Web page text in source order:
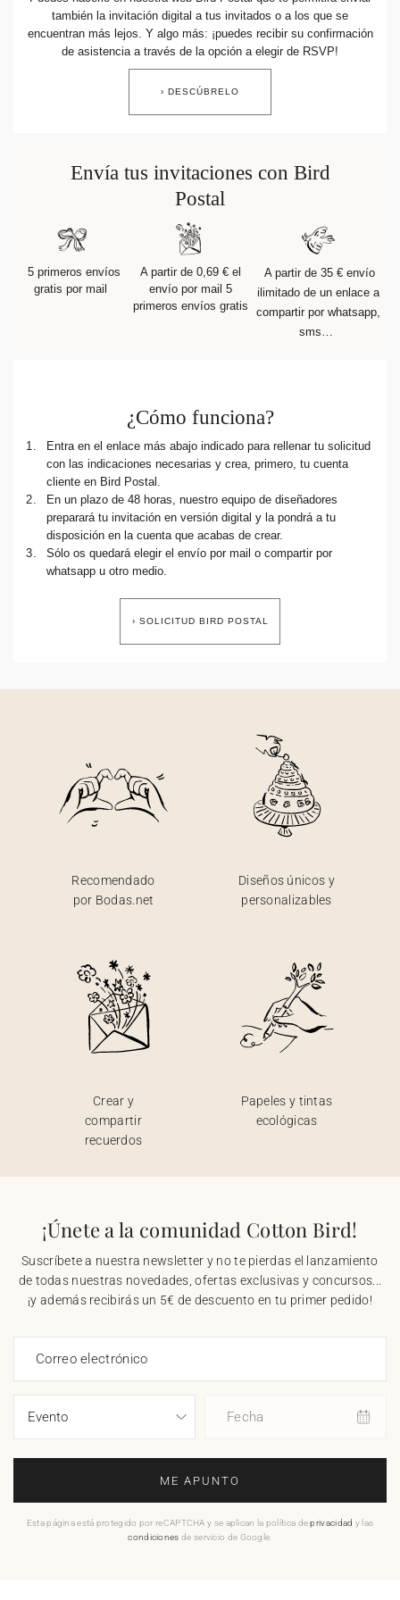
Guirlanda de boda
Sticker
Álbum de fotos boda
Etiquetas para detalles
Etiquetas para detalles
Servilleteros
Stickers para regalos
Día del padre
Sobres y forros de sobre
Felicitaciones de Navidad
Guirnalda
Decoración casa
Stickers
Jabones artesanales
Jabones artesanales
Regalos de Navidad
Stickers
Bolsitas de tela
Cámaras desechables
también la invitación digital a tus invitados o a los que se
encuentran más lejos. Y algo más: ¡puedes recibir su confirmación
de asistencia a través de la opción a elegir de RSVP!
› DESCÚBRELO
Envía tus invitaciones con Bird
Postal
5 primeros envíos
gratis por mail
A partir de 0,69 € el
envío por mail 5
primeros envíos gratis
A partir de 35 € envío
ilimitado de un enlace a
compartir por whatsapp,
sms…
¿Cómo funciona?
1.
Entra en el enlace más abajo indicado para rellenar tu solicitud
con las indicaciones necesarias y crea, primero, tu cuenta
cliente en Bird Postal.
2.
En un plazo de 48 horas, nuestro equipo de diseñadores
preparará tu invitación en versión digital y la pondrá a tu
disposición en la cuenta que acabas de crear.
3.
Sólo os quedará elegir el envío por mail o compartir por
whatsapp u otro medio.
› SOLICITUD BIRD POSTAL
Recomendado
por Bodas.net
Diseños únicos y
personalizables
Crear y
compartir
recuerdos
Papeles y tintas
ecológicas
¡Únete a la comunidad Cotton Bird!
Suscríbete a nuestra newsletter y no te pierdas el lanzamiento
de todas nuestras novedades, ofertas exclusivas y concursos...
¡y además recibirás un 5€ de descuento en tu primer pedido!
Correo electrónico
Fecha
ME APUNTO
Esta página está protegido por reCAPTCHA y se aplican la política deprivacidad y las
condiciones de servicio de Google.